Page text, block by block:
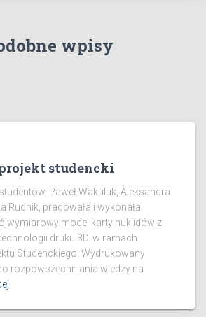
wpisy
studencki
Paweł Wakuluk, Aleksandra
Rudnik, pracowała i wykonała
model karty nuklidów z
druku 3D. w ramach
Studenckiego. Wydrukowany
rozpowszechniania wiedzy na